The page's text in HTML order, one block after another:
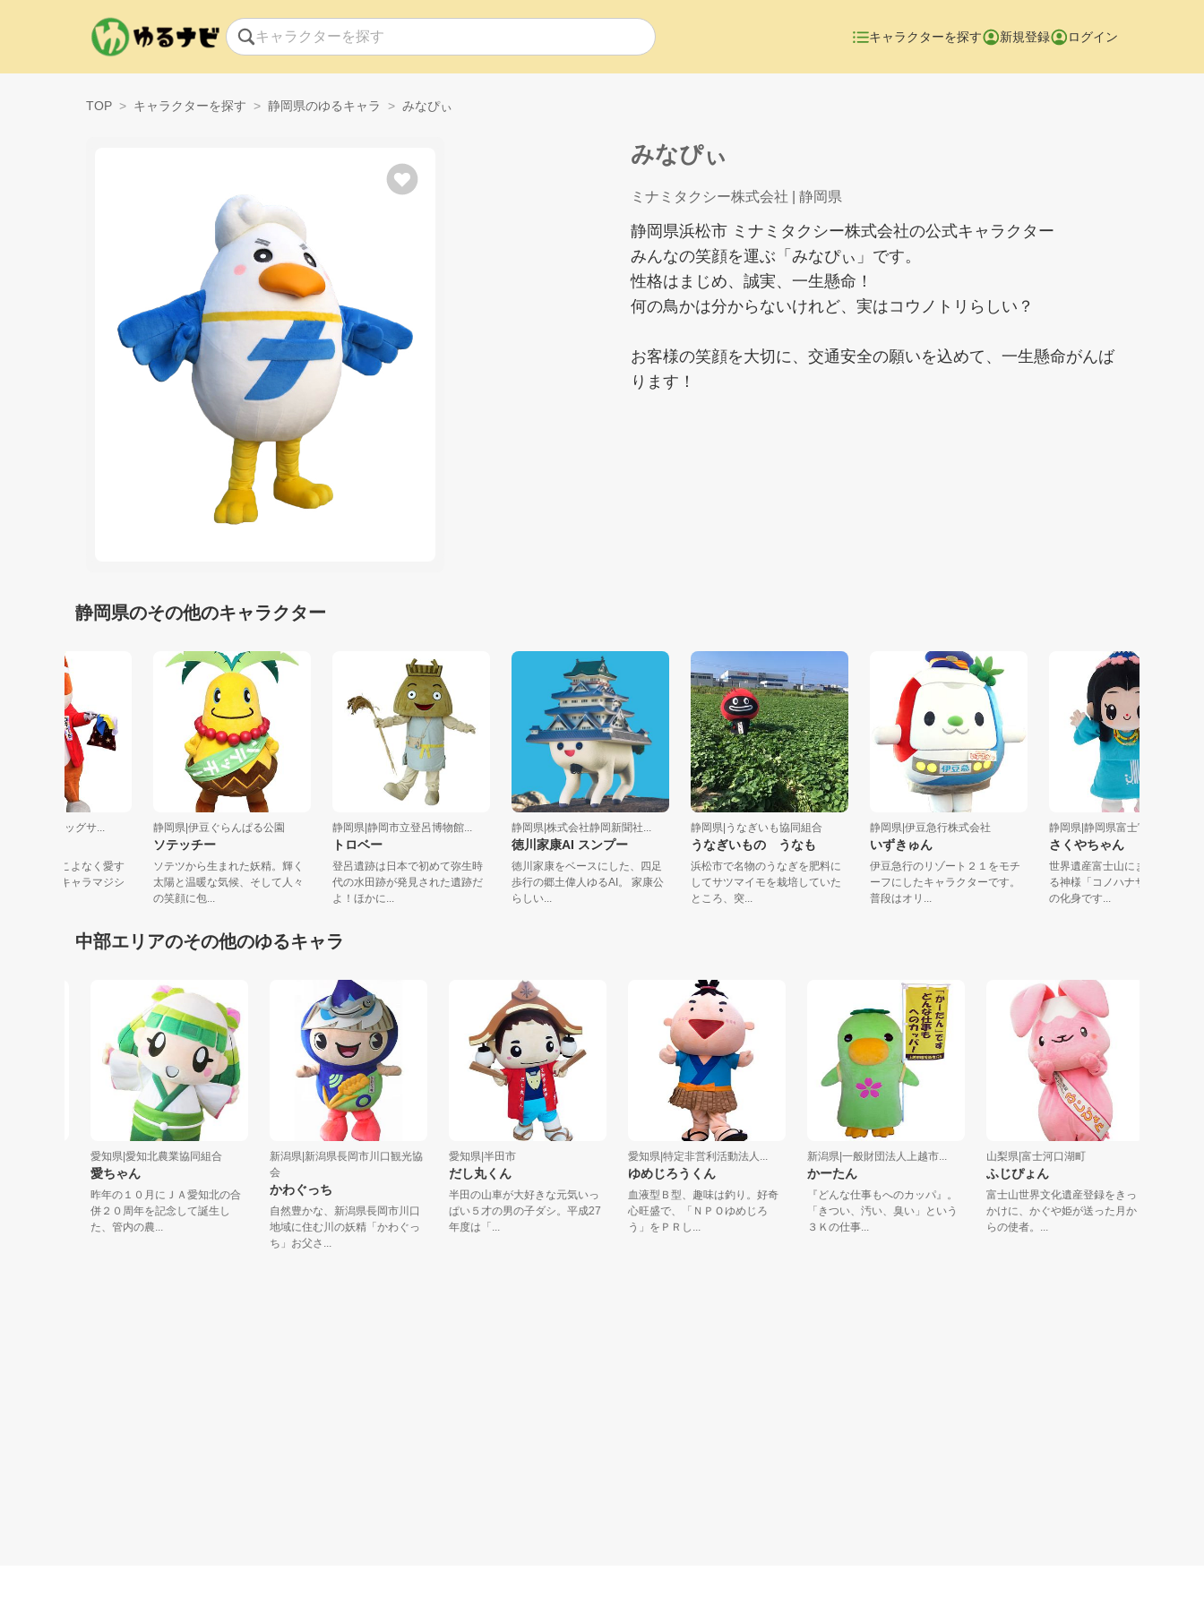
キャラクターを探す 新規登録 ログイン
TOP キャラクターを探す 静岡県のゆるキャラ みなぴぃ
みなぴぃ
ミナミタクシー株式会社 | 静岡県
静岡県浜松市 ミナミタクシー株式会社の公式キャラクター
みんなの笑顔を運ぶ「みなぴぃ」です。
性格はまじめ、誠実、一生懸命！
何の鳥かは分からないけれど、実はコウノトリらしい？
お客様の笑顔を大切に、交通安全の願いを込めて、一生懸命がんば
ります！
静岡県のその他のキャラクター
岡県|NPO法人ビッグサ...
酒とマジックをこよなく愛す
、世界初のゆるキャラマジシ
静岡県|伊豆ぐらんぱる公園
ソテッチー
ソテツから生まれた妖精。輝く
太陽と温暖な気候、そして人々
の笑顔に包...
静岡県|静岡市立登呂博物館...
トロベー
登呂遺跡は日本で初めて弥生時
代の水田跡が発見された遺跡だ
よ！ほかに...
静岡県|株式会社静岡新聞社...
徳川家康AI スンプー
徳川家康をベースにした、四足
歩行の郷土偉人ゆるAI。 家康公
らしい...
静岡県|うなぎいも協同組合
うなぎいもの うなも
浜松市で名物のうなぎを肥料に
してサツマイモを栽培していた
ところ、突...
静岡県|伊豆急行株式会社
いずきゅん
伊豆急行のリゾート２１をモチ
ーフにしたキャラクターです。
普段はオリ...
静岡県|静岡県富士宮市
さくやちゃん
世界遺産富士山にまつられ
る神様「コノハナサクヤヒ
の化身です...
中部エリアのその他のゆるキャラ
愛知県|愛知北農業協同組合
愛ちゃん
昨年の１０月にＪＡ愛知北の合
併２０周年を記念して誕生し
た、管内の農...
新潟県|新潟県長岡市川口観光協
かわぐっち
自然豊かな、新潟県長岡市川口
地域に住む川の妖精「かわぐっ
ち」お父さ...
愛知県|半田市
だし丸くん
半田の山車が大好きな元気いっ
ぱい５才の男の子ダシ。平成27
年度は「...
愛知県|特定非営利活動法人...
ゆめじろうくん
血液型Ｂ型、趣味は釣り。好奇
心旺盛で、「ＮＰＯゆめじろ
う」をＰＲし...
新潟県|一般財団法人上越市...
かーたん
『どんな仕事もへのカッパ』。
「きつい、汚い、臭い」という
３Ｋの仕事...
山梨県|富士河口湖町
ふじぴょん
富士山世界文化遺産登録をきっ
かけに、かぐや姫が送った月か
らの使者。...